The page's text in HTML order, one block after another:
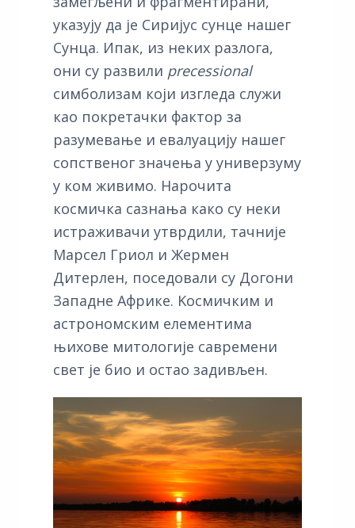
указују да је Сиријус сунце нашег
Сунца. Ипак, из неких разлога,
они су развили precessional
симболизам који изгледа служи
као покретачки фактор за
разумевање и евалуацију нашег
сопственог значења у универзуму
у ком живимо. Нарочита
космичка сазнања како су неки
истраживачи утврдили, тачније
Марсел Гриол и Жермен
Дитерлен, поседовали су Догони
Западне Африке. Kосмичким и
астрономским елементима
њихове митологије савремени
свет је био и остао задивљен.